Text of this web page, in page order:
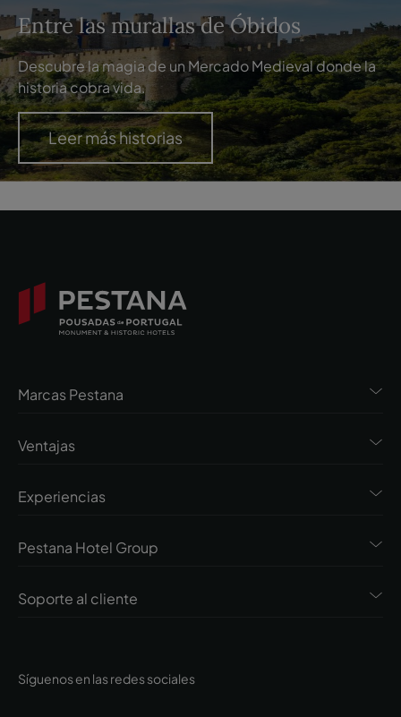
Entre las murallas de Óbidos
Descubre la magia de un Mercado Medieval donde la
historia cobra vida.
Leer más historias
Síguenos en las redes sociales
Marcas Pestana
Ventajas
Experiencias
Pestana Hotel Group
Soporte al cliente